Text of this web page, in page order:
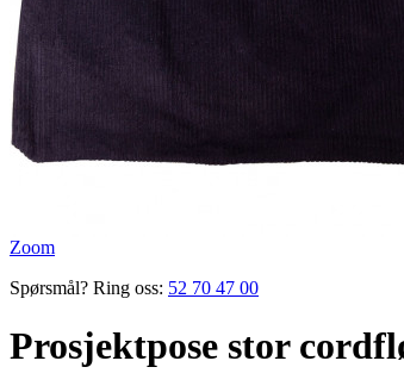
Zoom
Spørsmål? Ring oss: 52 70 47 00
Prosjektpose stor